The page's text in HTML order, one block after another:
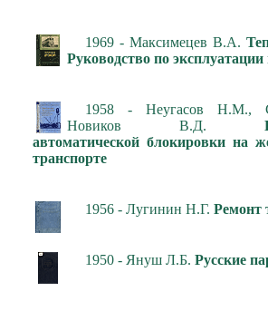
1969 - Максимецев В.А.
Руководство по
1958 - Неугасов Н.М.,
Новиков В.Д.
автоматической блокировки на
транспорте
1956 - Лугинин Н.Г. Ремонт
1950 - Януш Л.Б. Русские